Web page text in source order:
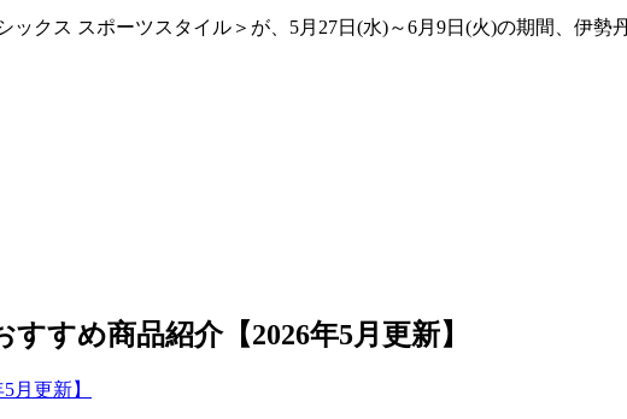
クス スポーツスタイル＞が、5月27日(水)～6月9日(火)の期間、伊勢
すめ商品紹介【2026年5月更新】